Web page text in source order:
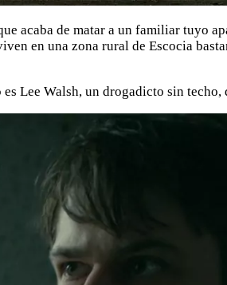
acaba de matar a un familiar tuyo
en una zona rural de Escocia
es Lee Walsh, un drogadicto sin